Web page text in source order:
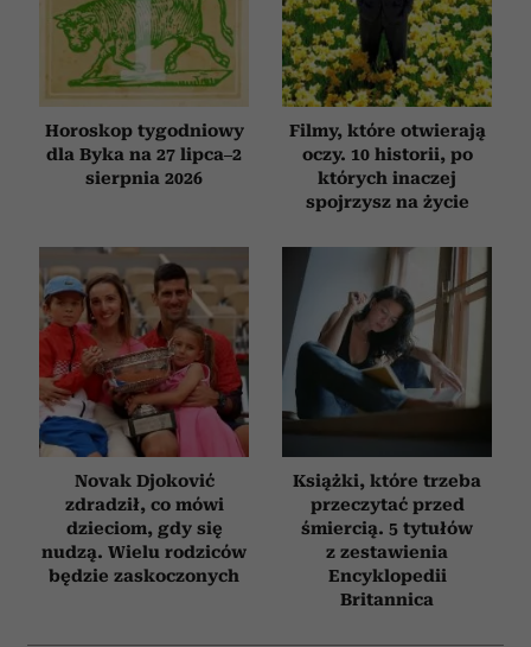
społecznościowym, reklamowym i analitycznym.
Partnerzy mogą połączyć te informacje z innymi danymi
otrzymanymi od Ciebie lub uzyskanymi podczas
korzystania z ich usług.
Horoskop tygodniowy
dla Byka na 27 lipca–2
sierpnia 2026
Filmy, które otwierają
oczy. 10 historii, po
których inaczej
spojrzysz na życie
Novak Djoković
zdradził, co mówi
dzieciom, gdy się
nudzą. Wielu rodziców
będzie zaskoczonych
Książki, które trzeba
przeczytać przed
śmiercią. 5 tytułów
z zestawienia
Encyklopedii
Britannica